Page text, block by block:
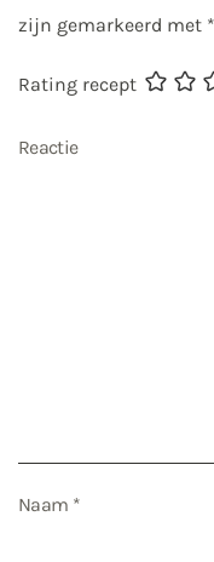
zijn gemarkeerd met *
Rating recept
Reactie
Naam *